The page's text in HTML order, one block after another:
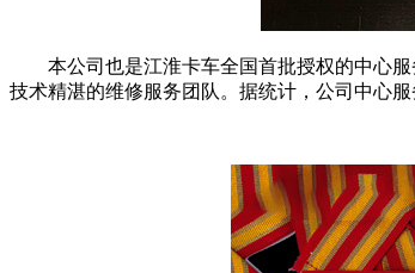
本公司也是江淮卡车全国首批授权的中心服
技术精湛的维修服务团队。据统计，公司中心